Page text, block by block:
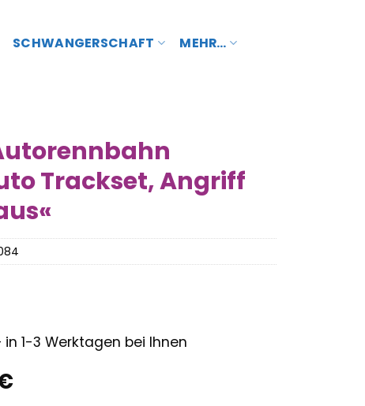
SCHWANGERSCHAFT MEHR…
Trackset, Angriff
Aktueller
1-3 Werktagen bei Ihnen